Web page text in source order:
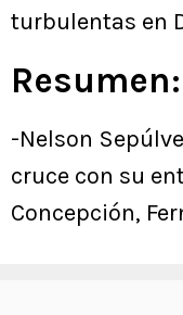
turbulentas en
Resumen:
-Nelson
cruce con su
Concepción,